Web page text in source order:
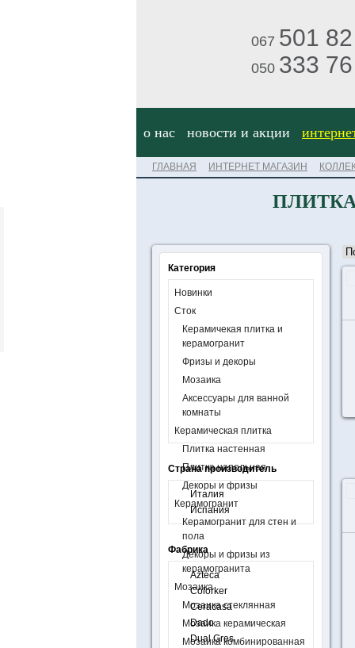
067 501
050 333
о нас новости и акции
ГЛАВНАЯ ИНТЕРНЕТ МАГАЗИН
ПЛИТКА
Категория
Новинки
Сток
Керамичекая плитка и
керамогранит
Фризы и декоры
Мозаика
Аксессуары для ванной
комнаты
Керамическая плитка
Плитка настенная
Плитка напольная
Декоры и фризы
Керамогранит
Керамогранит для стен и
пола
Декоры и фризы из
керамогранита
Мозаика
Мозаика стеклянная
Мозаика керамическая
Мозаика комбинированная
Страна производитель
Италия
Испания
Фабрика
Azteca
Colorker
Ceracasa
Dado
Dual Gres